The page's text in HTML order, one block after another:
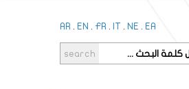
AR . EN . FR . IT . NE . EA